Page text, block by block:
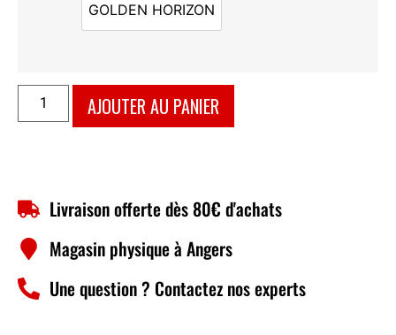
GOLDEN HORIZON
AJOUTER AU PANIER
Livraison offerte dès 80€ d'achats
Magasin physique à Angers
Une question ? Contactez nos experts